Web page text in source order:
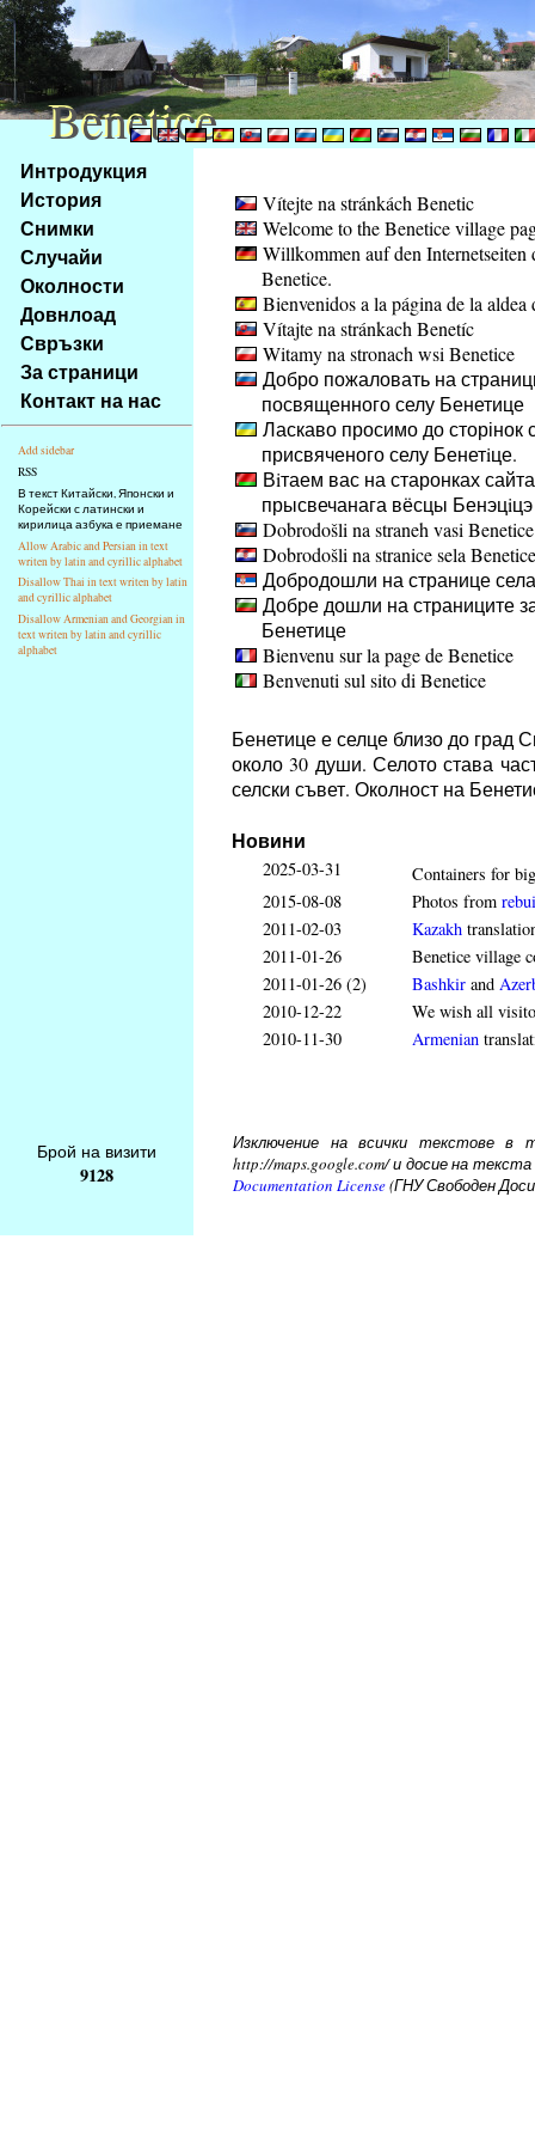
Na
obsah
stránky
Klávesové
zkratky
tomto
webu
základní
Hlavní
strana
Интродукция
История
Снимки
Случайи
Околности
Довнлоад
Свръзки
За страници
Контакт на нас
Add sidebar
RSS
В текст Китайски, Японски и
Корейски с латински и
кирилица азбука е приемане
Allow Arabic and Persian in text
writen by latin and cyrillic alphabet
Disallow Thai in text writen by latin
and cyrillic alphabet
Disallow Armenian and Georgian in
text writen by latin and cyrillic
alphabet
Vítejte na stránkách Benetic
Welcome to the Benetice village
Willkommen auf den Internetseiten
Benetice.
Bienvenidos a la página de la aldea
Vítajte na stránkach Benetíc
Witamy na stronach wsi Benetice
Добро пожаловать на
посвященного селу Бенетице
Ласкаво просимо до сторінок
присвяченого селу Бенетiце.
Вiтаем вас на старонках
прысвечанага вёсцы Бенэцiцэ
Dobrodošli na straneh vasi Benetice
Dobrodošli na stranice sela Benetice
Добродошли на странице
Добре дошли на страниците
Бенетице
Bienvenu sur la page de Benetice
Benvenuti sul sito di Benetice
Бенетице е селце близо до град
около 30 души. Селото става
селски съвет. Околност на
Новини
2025-03-31
Containers for
2015-08-08
Photos from
2011-02-03
Kazakh
2011-01-26
Benetice village
2011-01-26 (2)
Bashkir and
2010-12-22
We wish all
2010-11-30
Armenian
Брой на визити
9128
Изключение на всички текстове в
http://maps.google.com/ и досие на
Documentation License(ГНУ Свободен
Benetice
Benetice